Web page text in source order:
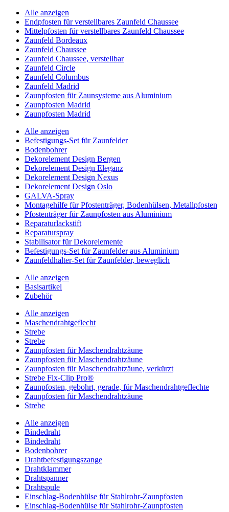
Alle anzeigen
Endpfosten für verstellbares Zaunfeld Chaussee
Mittelpfosten für verstellbares Zaunfeld Chaussee
Zaunfeld Bordeaux
Zaunfeld Chaussee
Zaunfeld Chaussee, verstellbar
Zaunfeld Circle
Zaunfeld Columbus
Zaunfeld Madrid
Zaunpfosten für Zaunsysteme aus Aluminium
Zaunpfosten Madrid
Zaunpfosten Madrid
Alle anzeigen
Befestigungs-Set für Zaunfelder
Bodenbohrer
Dekorelement Design Bergen
Dekorelement Design Eleganz
Dekorelement Design Nexus
Dekorelement Design Oslo
GALVA-Spray
Montagehilfe für Pfostenträger, Bodenhülsen, Metallpfosten
Pfostenträger für Zaunpfosten aus Aluminium
Reparaturlackstift
Reparaturspray
Stabilisator für Dekorelemente
Befestigungs-Set für Zaunfelder aus Aluminium
Zaunfeldhalter-Set für Zaunfelder, beweglich
Alle anzeigen
Basisartikel
Zubehör
Alle anzeigen
Maschendrahtgeflecht
Strebe
Strebe
Zaunpfosten für Maschendrahtzäune
Zaunpfosten für Maschendrahtzäune
Zaunpfosten für Maschendrahtzäune, verkürzt
Strebe Fix-Clip Pro®
Zaunpfosten, gebohrt, gerade, für Maschendrahtgeflechte
Zaunpfosten für Maschendrahtzäune
Strebe
Alle anzeigen
Bindedraht
Bindedraht
Bodenbohrer
Drahtbefestigungszange
Drahtklammer
Drahtspanner
Drahtspule
Einschlag-Bodenhülse für Stahlrohr-Zaunpfosten
Einschlag-Bodenhülse für Stahlrohr-Zaunpfosten